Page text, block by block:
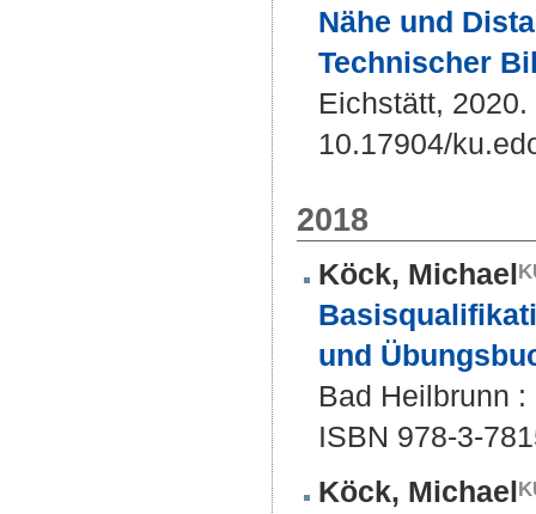
Nähe und
Technischer
Eichstätt,
10.17904/
2018
Köck, Michael
und
Bad Heilbrunn
ISBN 978-3-
Köck, Michael